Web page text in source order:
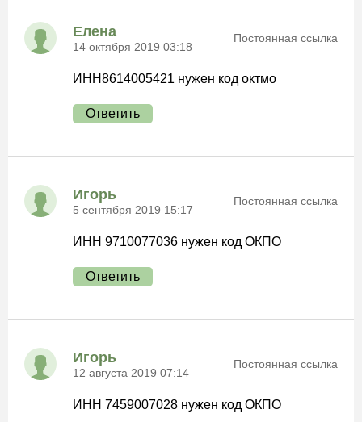
Елена
14 октября 2019 03:18
Постоянная ссылка
ИНН8614005421 нужен код октмо
Ответить
Игорь
5 сентября 2019 15:17
Постоянная ссылка
ИНН 9710077036 нужен код ОКПО
Ответить
Игорь
12 августа 2019 07:14
Постоянная ссылка
ИНН 7459007028 нужен код ОКПО